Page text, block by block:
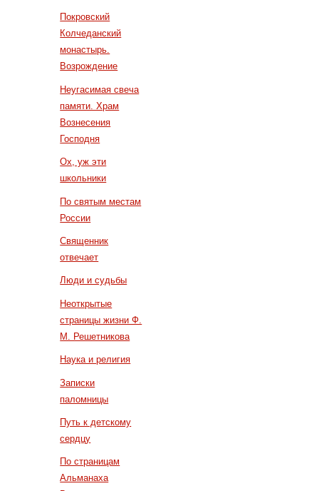
Покровский
Колчеданский
монастырь.
Возрождение
Неугасимая свеча
памяти. Храм
Вознесения
Господня
Ох, уж эти
школьники
По святым местам
России
Священник
отвечает
Люди и судьбы
Неоткрытые
страницы жизни Ф.
М. Решетникова
Наука и религия
Записки
паломницы
Путь к детскому
сердцу
По страницам
Альманаха